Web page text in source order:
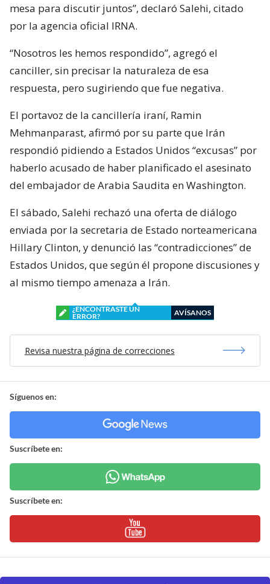
mesa para discutir juntos”, declaró Salehi, citado
por la agencia oficial IRNA.
“Nosotros les hemos respondido”, agregó el
canciller, sin precisar la naturaleza de esa
respuesta, pero sugiriendo que fue negativa.
El portavoz de la cancillería iraní, Ramin
Mehmanparast, afirmó por su parte que Irán
respondió pidiendo a Estados Unidos “excusas” por
haberlo acusado de haber planificado el asesinato
del embajador de Arabia Saudita en Washington.
El sábado, Salehi rechazó una oferta de diálogo
enviada por la secretaria de Estado norteamericana
Hillary Clinton, y denunció las “contradicciones” de
Estados Unidos, que según él propone discusiones y
al mismo tiempo amenaza a Irán.
¿ENCONTRASTE UN
ERROR?
AVÍSANOS
Revisa nuestra página de correcciones
Síguenos en:
Suscríbete en:
Suscríbete en: